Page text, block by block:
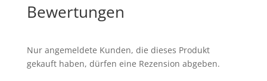
Bewertungen
Nur angemeldete Kunden, die dieses Produkt
gekauft haben, dürfen eine Rezension abgeben.